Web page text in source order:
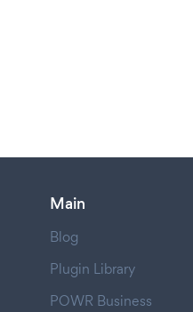
Main
Blog
Plugin Library
POWR Business